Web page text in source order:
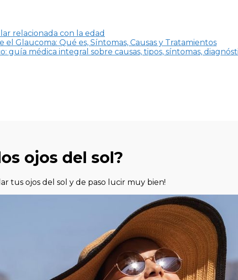
relacionada con la edad
el Glaucoma: Qué es, Síntomas, Causas y Tratamientos
guía médica integral sobre causas, tipos, síntomas,
ojos del sol?
tus ojos del sol y de paso lucir muy bien!